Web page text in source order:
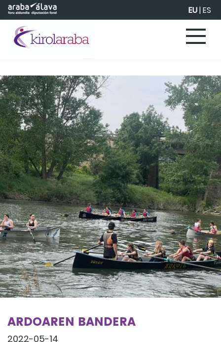
Eduki nagusira joan EU|ES
ARDOAREN BANDERA
2022-05-14